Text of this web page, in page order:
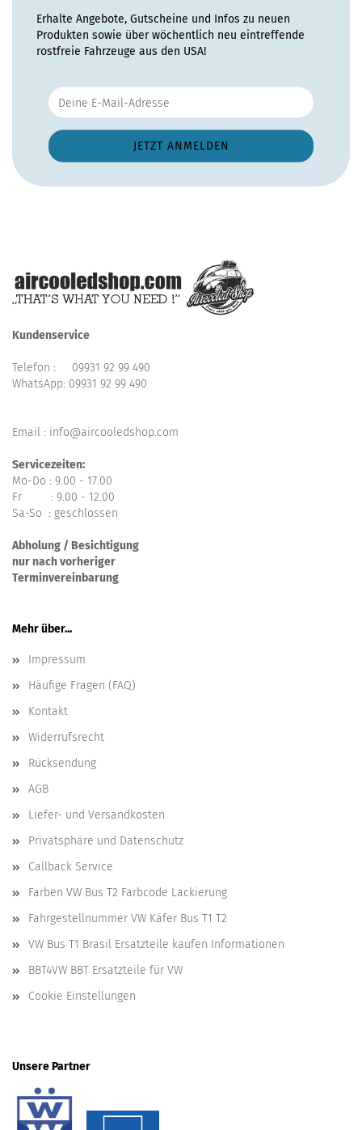
Erhalte Angebote, Gutscheine und Infos zu neuen
Produkten sowie über wöchentlich neu eintreffende
rostfreie Fahrzeuge aus den USA!
Kundenservice
Telefon : 09931 92 99 490
WhatsApp: 09931 92 99 490
Email : info@aircooledshop.com
Servicezeiten:
Mo-Do : 9.00 - 17.00
Fr : 9.00 - 12.00
Sa-So : geschlossen
Abholung / Besichtigung
nur nach vorheriger
Terminvereinbarung
Mehr über...
Impressum
Häufige Fragen (FAQ)
Kontakt
Widerrufsrecht
Rücksendung
AGB
Liefer- und Versandkosten
Privatsphäre und Datenschutz
Callback Service
Farben VW Bus T2 Farbcode Lackierung
Fahrgestellnummer VW Käfer Bus T1 T2
VW Bus T1 Brasil Ersatzteile kaufen Informationen
BBT4VW BBT Ersatzteile für VW
Cookie Einstellungen
Unsere Partner